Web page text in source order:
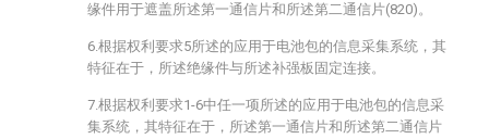
缘件用于遮盖所述第一通信片和所述第二通信片(820)。
6.根据权利要求5所述的应用于电池包的信息采集系统，其
特征在于，所述绝缘件与所述补强板固定连接。
7.根据权利要求1-6中任一项所述的应用于电池包的信息采
集系统，其特征在于，所述第一通信片和所述第二通信片